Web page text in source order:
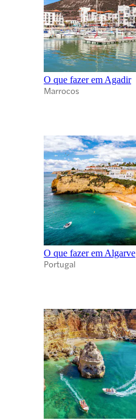
O que fazer em Agadir
Marrocos
O que fazer em Algarve
Portugal